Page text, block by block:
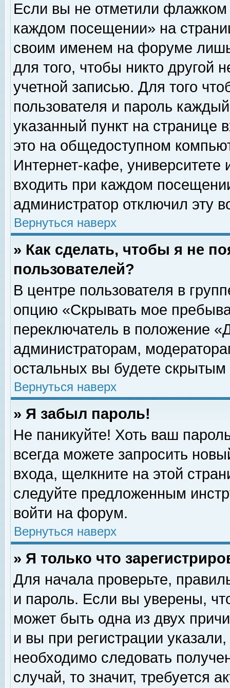
Если вы не отметили флажком
каждом посещении» на
своим именем на форуме
для того, чтобы никто другой
учетной записью. Для того
пользователя и пароль
указанный пункт на
это на общедоступном
Интернет-кафе, университете
входить при каждом
администратор отключил эту
Вернуться наверх
» Как сделать, чтобы я не
пользователей?
В центре пользователя в
опцию «Скрывать мое
переключатель в положение
администраторам,
остальных вы будете скрытым
Вернуться наверх
» Я забыл пароль!
Не паникуйте! Хоть ваш
всегда можете запросить
входа, щелкните на этой
следуйте предложенным
войти на форум.
Вернуться наверх
» Я только что
Для начала проверьте,
и пароль. Если вы уверены,
может быть одна из двух
и вы при регистрации
необходимо следовать
случай, то значит, требуется